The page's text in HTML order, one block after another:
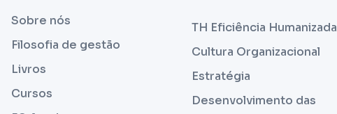
Sobre nós
Filosofia de gestão
Livros
Cursos
TH Eficiência Humanizada
Cultura Organizacional
Estratégia
Desenvolvimento das